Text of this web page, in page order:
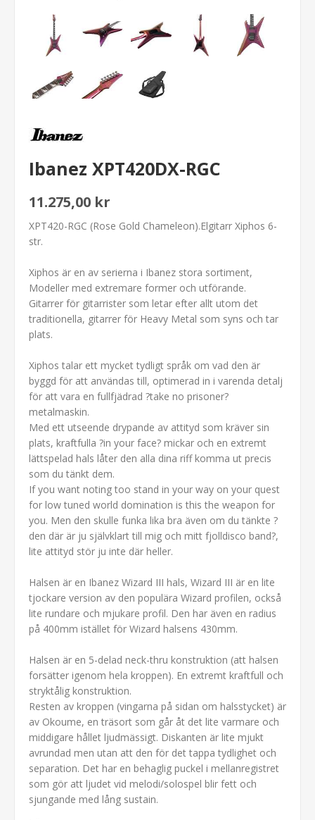
Ibanez XPT420DX-RGC
11.275,00 kr
XPT420-RGC (Rose Gold Chameleon).Elgitarr Xiphos 6-
str.
Xiphos är en av serierna i Ibanez stora sortiment,
Modeller med extremare former och utförande.
Gitarrer för gitarrister som letar efter allt utom det
traditionella, gitarrer för Heavy Metal som syns och tar
plats.
Xiphos talar ett mycket tydligt språk om vad den är
byggd för att användas till, optimerad in i varenda detalj
för att vara en fullfjädrad ?take no prisoner?
metalmaskin.
Med ett utseende drypande av attityd som kräver sin
plats, kraftfulla ?in your face? mickar och en extremt
lättspelad hals låter den alla dina riff komma ut precis
som du tänkt dem.
If you want noting too stand in your way on your quest
for low tuned world domination is this the weapon for
you. Men den skulle funka lika bra även om du tänkte ?
den där är ju självklart till mig och mitt fjolldisco band?,
lite attityd stör ju inte där heller.
Halsen är en Ibanez Wizard III hals, Wizard III är en lite
tjockare version av den populära Wizard profilen, också
lite rundare och mjukare profil. Den har även en radius
på 400mm istället för Wizard halsens 430mm.
Halsen är en 5-delad neck-thru konstruktion (att halsen
forsätter igenom hela kroppen). En extremt kraftfull och
stryktålig konstruktion.
Resten av kroppen (vingarna på sidan om halsstycket) är
av Okoume, en träsort som går åt det lite varmare och
middigare hållet ljudmässigt. Diskanten är lite mjukt
avrundad men utan att den för det tappa tydlighet och
separation. Det har en behaglig puckel i mellanregistret
som gör att ljudet vid melodi/solospel blir fett och
sjungande med lång sustain.